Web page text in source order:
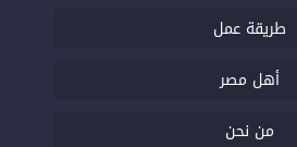
طريقة عمل
أهل مصر
من نحن